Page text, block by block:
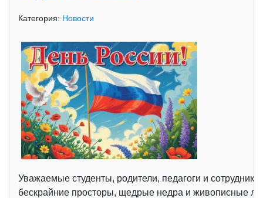
Категория: Новости
Уважаемые студенты, родители, педагоги и
бескрайние просторы, щедрые недра и живописные